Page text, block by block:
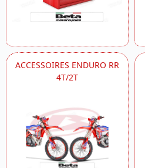
ACCESSOIRES ENDURO RR
4T/2T